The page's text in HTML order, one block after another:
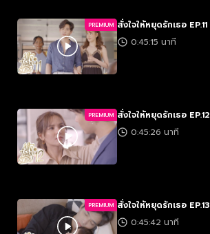
PREMIUM สั่งใจให้หยุดรักเธอ EP.11
0:45:15 นาที
PREMIUM สั่งใจให้หยุดรักเธอ EP.12
0:45:26 นาที
PREMIUM สั่งใจให้หยุดรักเธอ EP.13
0:45:42 นาที